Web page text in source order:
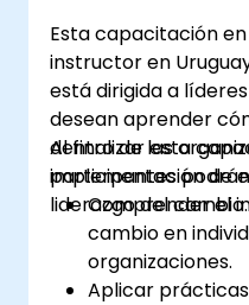
Esta capacitación
instructor en
está dirigida a
desean aprender
dentro de las
implementación de
liderazgo del cambio.
Al finalizar esta
participantes
Comprender el
cambio en
organizaciones.
Aplicar